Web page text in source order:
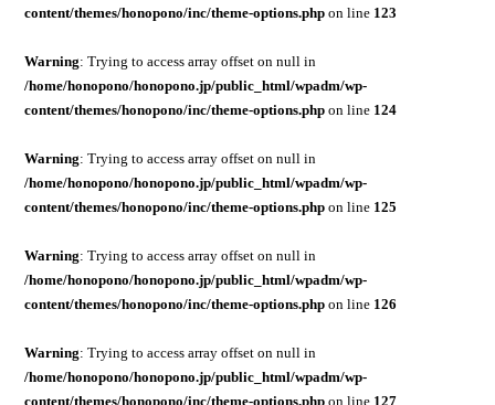
content/themes/honopono/inc/theme-options.phpon line 123
Warning: Trying to access array offset on null in
/home/honopono/honopono.jp/public_html/wpadm/wp-
content/themes/honopono/inc/theme-options.phpon line 124
Warning: Trying to access array offset on null in
/home/honopono/honopono.jp/public_html/wpadm/wp-
content/themes/honopono/inc/theme-options.phpon line 125
Warning: Trying to access array offset on null in
/home/honopono/honopono.jp/public_html/wpadm/wp-
content/themes/honopono/inc/theme-options.phpon line 126
Warning: Trying to access array offset on null in
/home/honopono/honopono.jp/public_html/wpadm/wp-
content/themes/honopono/inc/theme-options.phpon line 127